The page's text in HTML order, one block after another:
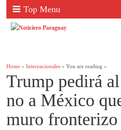
Top Menu
Home »Internacionales » You are reading »
Trump pedirá
no a México
muro fronterizo